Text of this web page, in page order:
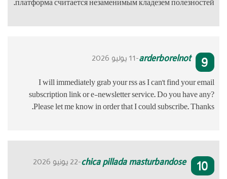
платформа
I will
Please